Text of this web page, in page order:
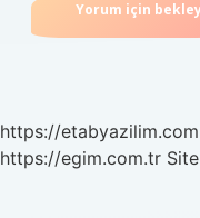
https://etabyazilim.com
https://egim.com.tr